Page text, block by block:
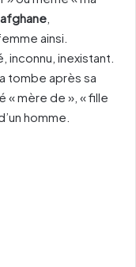
ainsi.
inexistant.
tombe après sa
« mère de », « fille
homme.